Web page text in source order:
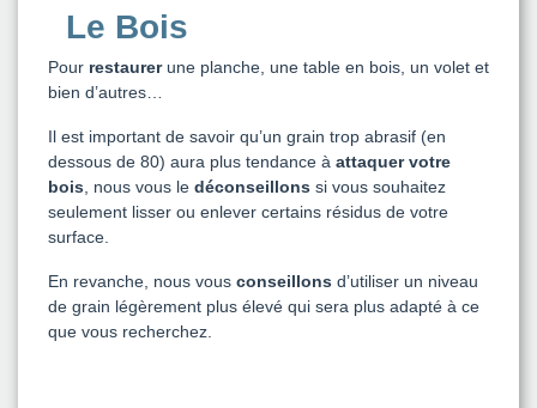
Le Bois
Pour restaurerune planche, une table en bois, un volet et
bien d’autres…
Il est important de savoir qu’un grain trop abrasif (en
dessous de 80) aura plus tendance à attaquer votre
bois , nous vous le déconseillons si vous souhaitez
seulement lisser ou enlever certains résidus de votre
surface.
En revanche, nous vous conseillons d’utiliser un niveau
de grain légèrement plus élevé qui sera plus adapté à ce
que vous recherchez.